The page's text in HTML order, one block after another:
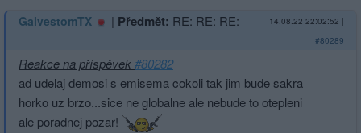
GalvestomTX | Předmět: RE: RE: RE: 14.08.22 22:02:52 |
#80289
Reakce na příspěvek#80282
ad udelaj demosi s emisema cokoli tak jim bude sakra
horko uz brzo...sice ne globalne ale nebude to otepleni
ale poradnej pozar!